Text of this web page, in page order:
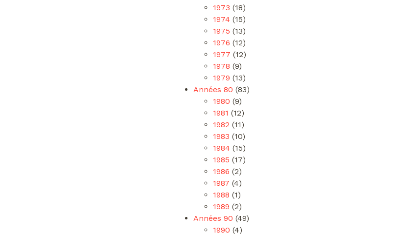
1973 (18)
1974 (15)
1975 (13)
1976 (12)
1977 (12)
1978 (9)
1979 (13)
Années 80 (83)
1980 (9)
1981 (12)
1982 (11)
1983 (10)
1984 (15)
1985 (17)
1986 (2)
1987 (4)
1988 (1)
1989 (2)
Années 90 (49)
1990 (4)